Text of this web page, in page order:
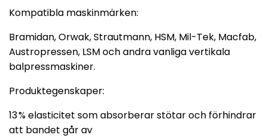
Kompatibla maskinmärken:
Bramidan, Orwak, Strautmann, HSM, Mil-Tek, Macfab,
Austropressen, LSM och andra vanliga vertikala
balpressmaskiner.
Produktegenskaper:
13 % elasticitet som absorberar stötar och förhindrar
att bandet går av